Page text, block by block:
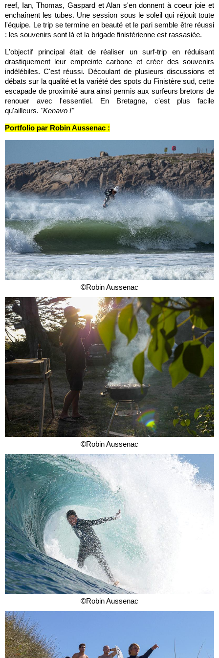
reef, Ian, Thomas, Gaspard et Alan s'en donnent à coeur joie et
enchaînent les tubes. Une session sous le soleil qui réjouit toute
l'équipe. Le trip se termine en beauté et le pari semble être réussi
: les souvenirs sont là et la brigade finistérienne est rassasiée.
L'objectif principal était de réaliser un surf-trip en réduisant
drastiquement leur empreinte carbone et créer des souvenirs
indélébiles. C'est réussi. Découlant de plusieurs discussions et
débats sur la qualité et la variété des spots du Finistère sud, cette
escapade de proximité aura ainsi permis aux surfeurs bretons de
renouer avec l'essentiel. En Bretagne, c'est plus facile
qu'ailleurs. "Kenavo !"
Portfolio par Robin Aussenac :
©Robin Aussenac
©Robin Aussenac
©Robin Aussenac